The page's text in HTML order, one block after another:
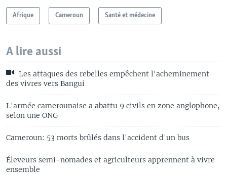
Afrique Cameroun Santé et médecine
A lire aussi
Les attaques des rebelles empêchent l'acheminement
des vivres vers Bangui
L'armée camerounaise a abattu 9 civils en zone anglophone,
selon une ONG
Cameroun: 53 morts brûlés dans l'accident d'un bus
Éleveurs semi-nomades et agriculteurs apprennent à vivre
ensemble